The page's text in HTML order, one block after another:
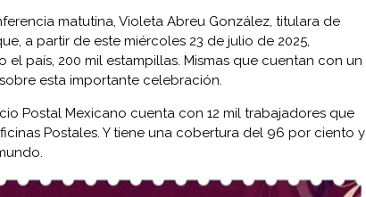
matutina, Violeta Abreu González, titulara de
a partir de este miércoles 23 de julio de 2025,
el país, 200 mil estampillas. Mismas que cuentan con un
esta importante celebración.
Postal Mexicano cuenta con 12 mil trabajadores que
Postales. Y tiene una cobertura del 96 por ciento y